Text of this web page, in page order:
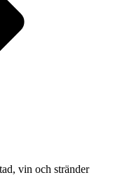
vin och stränder